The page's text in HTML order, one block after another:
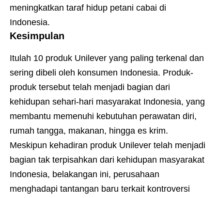
meningkatkan taraf hidup petani cabai di
Indonesia.
Kesimpulan
Itulah 10 produk Unilever yang paling terkenal dan
sering dibeli oleh konsumen Indonesia. Produk-
produk tersebut telah menjadi bagian dari
kehidupan sehari-hari masyarakat Indonesia, yang
membantu memenuhi kebutuhan perawatan diri,
rumah tangga, makanan, hingga es krim.
Meskipun kehadiran produk Unilever telah menjadi
bagian tak terpisahkan dari kehidupan masyarakat
Indonesia, belakangan ini, perusahaan
menghadapi tantangan baru terkait kontroversi